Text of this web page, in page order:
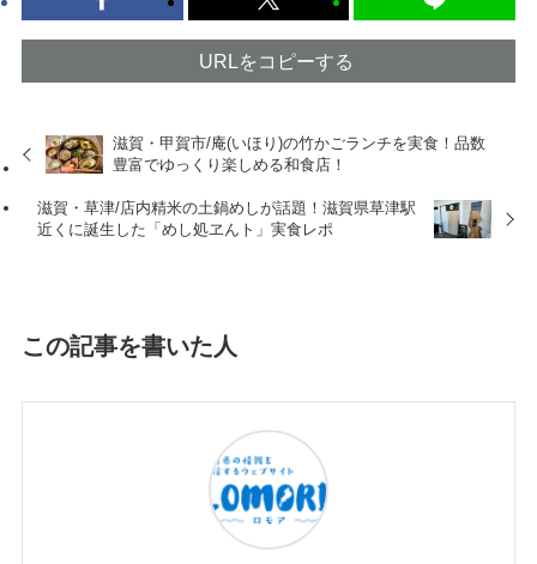
URLをコピーする
滋賀・甲賀市/庵(いほり)の竹かごランチを実食！品数
豊富でゆっくり楽しめる和食店！
滋賀・草津/店内精米の土鍋めしが話題！滋賀県草津駅
近くに誕生した「めし処ヱんト」実食レポ
この記事を書いた人